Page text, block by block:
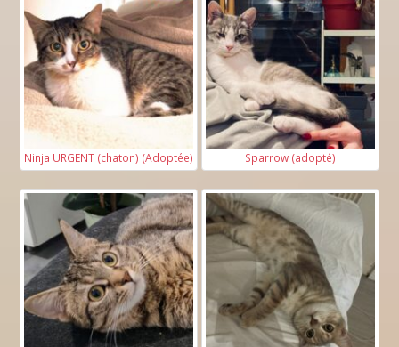
Ninja URGENT (chaton) (Adoptée) Sparrow (adopté)